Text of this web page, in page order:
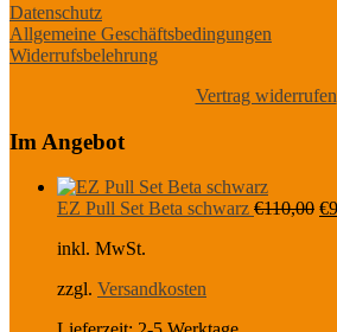
Datenschutz
Allgemeine Geschäftsbedingungen
Widerrufsbelehrung
Vertrag widerrufen
Im Angebot
EZ Pull Set Beta schwarz €110,00 €
inkl. MwSt.
zzgl. Versandkosten